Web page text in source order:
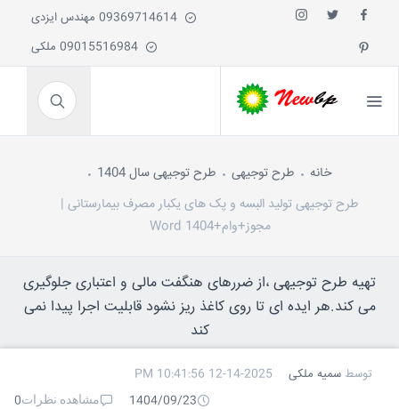
خانه طرح توجیهی
طرح توجیهی سال 1404
طرح توجیهی تولید البسه و پک های یکبار مصرف بیمارستانی |
مجوز+وام+Word 1404
تهیه طرح توجیهی ،از ضررهای هنگفت مالی و اعتباری جلوگیری
می کند.هر ایده ای تا روی کاغذ ریز نشود قابلیت اجرا پیدا نمی
کند
توسط سمیه ملکی
12-14-2025 10:41:56 PM
1404/09/23
مشاهده نظرات0